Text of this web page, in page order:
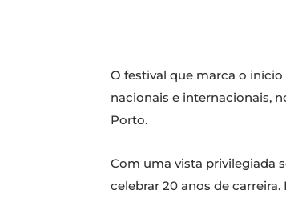
O festival que marca o início
nacionais e internacionais,
Porto.
Com uma vista privilegiada
celebrar 20 anos de carreira.